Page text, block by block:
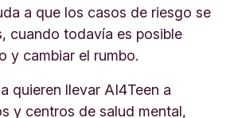
a que los casos de riesgo se
cuando todavía es posible
y cambiar el rumbo.
quieren llevar AI4Teen a
y centros de salud mental,